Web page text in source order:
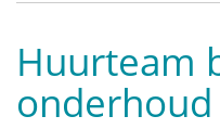
Huurteam
onderhoud